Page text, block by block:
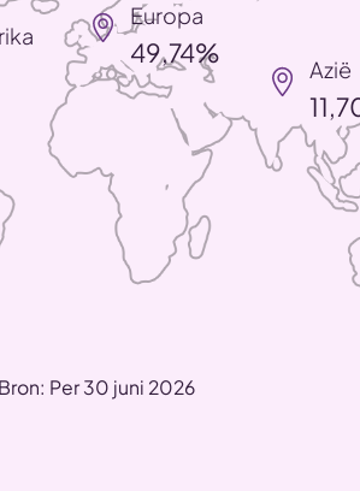
Europa
49,74%
Azië
Bron: Per 30 juni 2026